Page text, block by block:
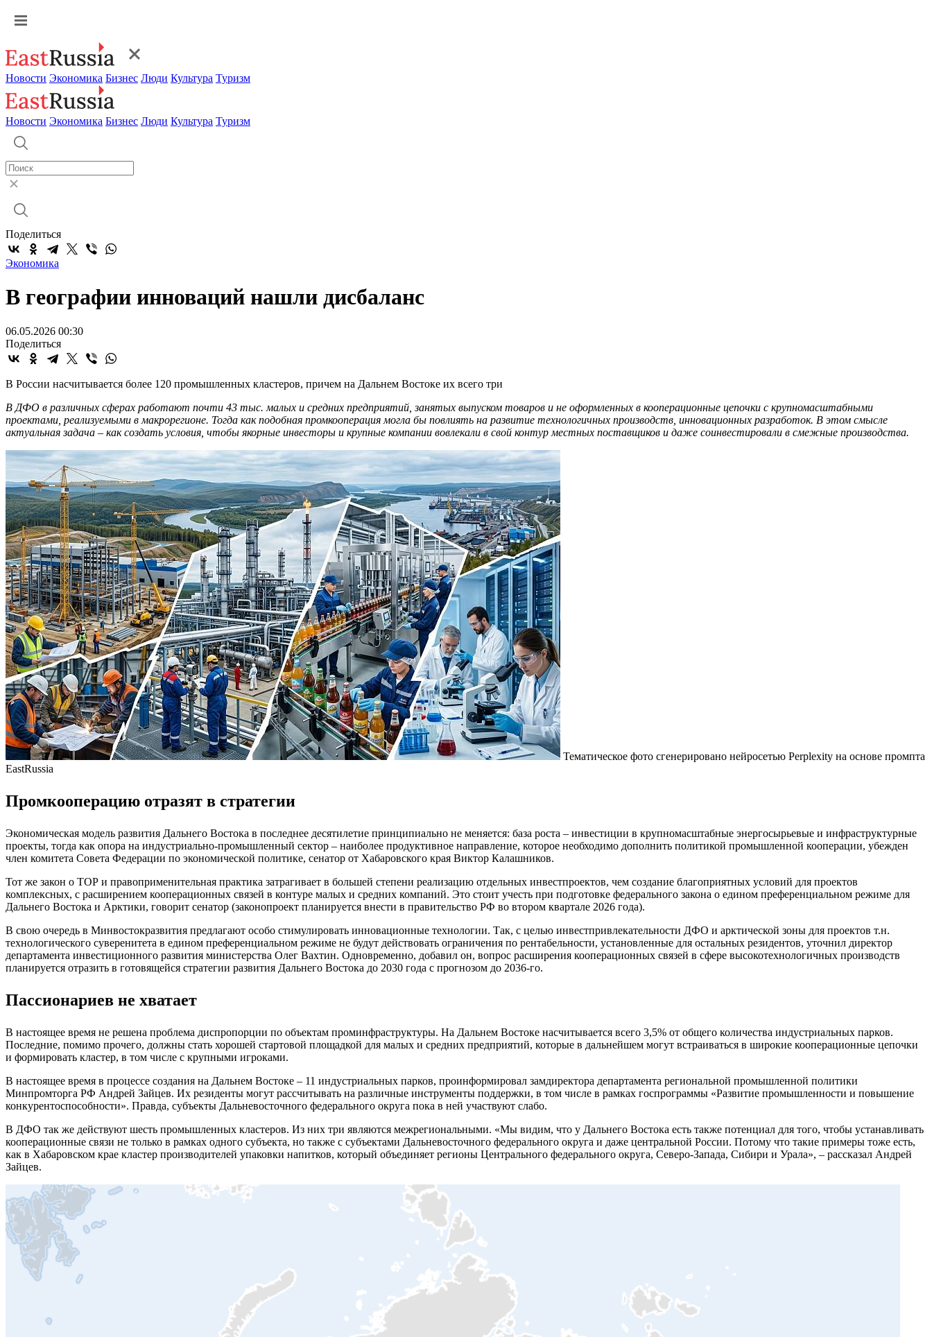
Новости Экономика Бизнес Люди Культура Туризм
Новости Экономика Бизнес Люди Культура Туризм
Поделиться
Экономика
В географии инноваций нашли дисбаланс
06.05.2026 00:30
Поделиться
В России насчитывается более 120 промышленных кластеров, причем на Дальнем Востоке их всего три
В ДФО в различных сферах работают почти 43 тыс. малых и средних предприятий, занятых выпуском товаров и не оформленных в кооперационные цепочки с крупномасштабными
проектами, реализуемыми в макрорегионе. Тогда как подобная промкооперация могла бы повлиять на развитие технологичных производств, инновационных разработок. В этом смысле
актуальная задача – как создать условия, чтобы якорные инвесторы и крупные компании вовлекали в свой контур местных поставщиков и даже соинвестировали в смежные производства.
Тематическое фото сгенерировано нейросетью Perplexity на основе промпта
EastRussia
Промкооперацию отразят в стратегии
Экономическая модель развития Дальнего Востока в последнее десятилетие принципиально не меняется: база роста – инвестиции в крупномасштабные энергосырьевые и инфраструктурные
проекты, тогда как опора на индустриально-промышленный сектор – наиболее продуктивное направление, которое необходимо дополнить политикой промышленной кооперации, убежден
член комитета Совета Федерации по экономической политике, сенатор от Хабаровского края Виктор Калашников.
Тот же закон о ТОР и правоприменительная практика затрагивает в большей степени реализацию отдельных инвестпроектов, чем создание благоприятных условий для проектов
комплексных, с расширением кооперационных связей в контуре малых и средних компаний. Это стоит учесть при подготовке федерального закона о едином преференциальном режиме для
Дальнего Востока и Арктики, говорит сенатор (законопроект планируется внести в правительство РФ во втором квартале 2026 года).
В свою очередь в Минвостокразвития предлагают особо стимулировать инновационные технологии. Так, с целью инвестпривлекательности ДФО и арктической зоны для проектов т.н.
технологического суверенитета в едином преференциальном режиме не будут действовать ограничения по рентабельности, установленные для остальных резидентов, уточнил директор
департамента инвестиционного развития министерства Олег Вахтин. Одновременно, добавил он, вопрос расширения кооперационных связей в сфере высокотехнологичных производств
планируется отразить в готовящейся стратегии развития Дальнего Востока до 2030 года с прогнозом до 2036-го.
Пассионариев не хватает
В настоящее время не решена проблема диспропорции по объектам проминфраструктуры. На Дальнем Востоке насчитывается всего 3,5% от общего количества индустриальных парков.
Последние, помимо прочего, должны стать хорошей стартовой площадкой для малых и средних предприятий, которые в дальнейшем могут встраиваться в широкие кооперационные цепочки
и формировать кластер, в том числе с крупными игроками.
В настоящее время в процессе создания на Дальнем Востоке – 11 индустриальных парков, проинформировал замдиректора департамента региональной промышленной политики
Минпромторга РФ Андрей Зайцев. Их резиденты могут рассчитывать на различные инструменты поддержки, в том числе в рамках госпрограммы «Развитие промышленности и повышение
конкурентоспособности». Правда, субъекты Дальневосточного федерального округа пока в ней участвуют слабо.
В ДФО так же действуют шесть промышленных кластеров. Из них три являются межрегиональными. «Мы видим, что у Дальнего Востока есть также потенциал для того, чтобы устанавливать
кооперационные связи не только в рамках одного субъекта, но также с субъектами Дальневосточного федерального округа и даже центральной России. Потому что такие примеры тоже есть,
как в Хабаровском крае кластер производителей упаковки напитков, который объединяет регионы Центрального федерального округа, Северо-Запада, Сибири и Урала», – рассказал Андрей
Зайцев.